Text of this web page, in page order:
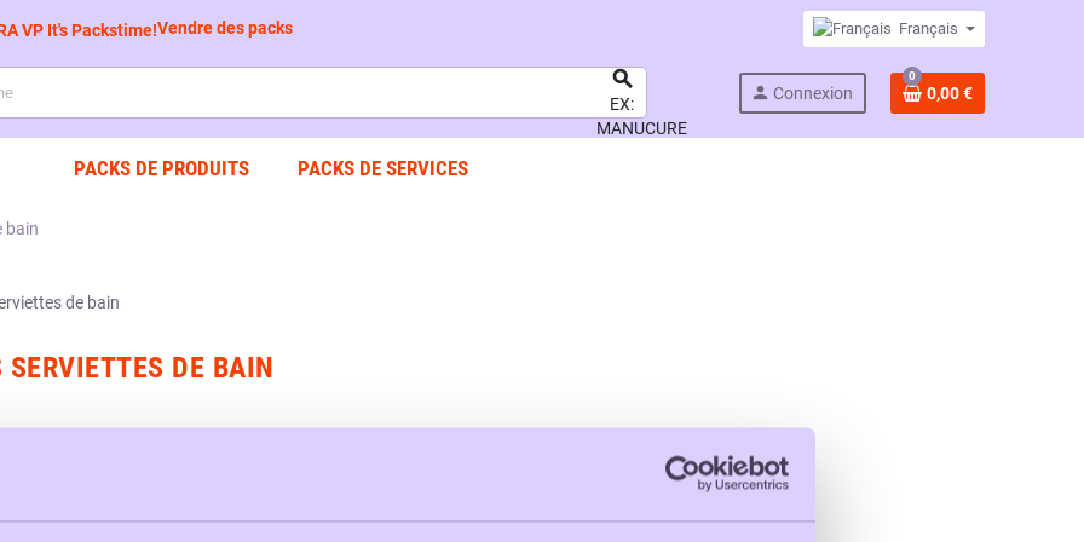
Vendre des packs Français

EX:
MANUCURE
person Connexion
0
0,00 €
PACKS DE PRODUITS PACKS DE SERVICES
bain
SERVIETTES DE BAIN